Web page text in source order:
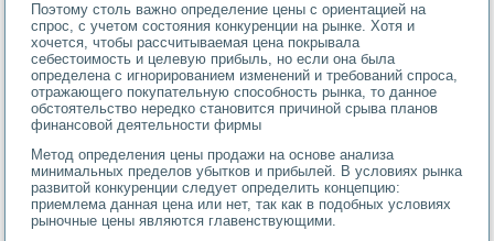
Поэтому столь важно определение цены с ориентацией на
спрос, с учетом состояния конкуренции на рынке. Хотя и
хочется, чтобы рассчитываемая цена покрывала
себестоимость и целевую прибыль, но если она была
определена с игнорированием изменений и требований спроса,
отражающего покупательную способность рынка, то данное
обстоятельство нередко становится причиной срыва планов
финансовой деятельности фирмы
Метод определения цены продажи на основе анализа
минимальных пределов убытков и прибылей. В условиях рынка
развитой конкуренции следует определить концепцию:
приемлема данная цена или нет, так как в подобных условиях
рыночные цены являются главенствующими.